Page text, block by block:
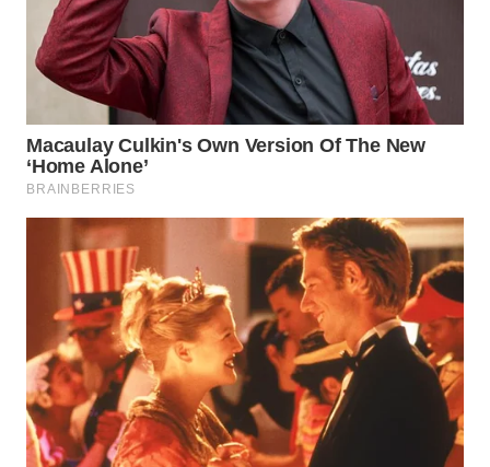
WN
TANGERANG
BINJAI
WN
WN
INDRAMAYU
WN
KUNINGAN
WN
MAJALENGKA